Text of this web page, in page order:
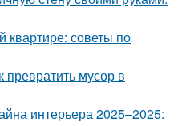
квартире: советы по
превратить мусор в
интерьера 2025–2025: